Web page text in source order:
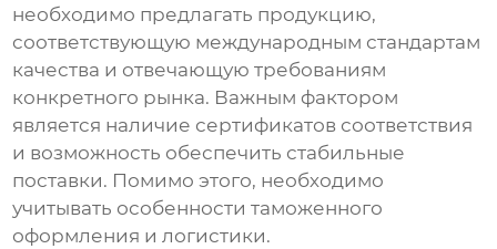
необходимо предлагать продукцию,
соответствующую международным стандартам
качества и отвечающую требованиям
конкретного рынка. Важным фактором
является наличие сертификатов соответствия
и возможность обеспечить стабильные
поставки. Помимо этого, необходимо
учитывать особенности таможенного
оформления и логистики.